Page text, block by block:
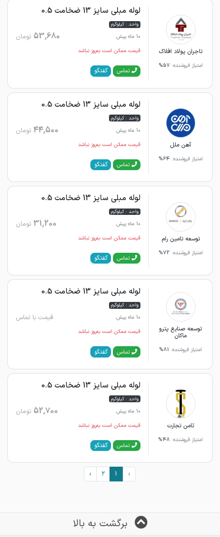
تاجران پولاد افلاک
امتیاز فروشنده: 57%
لوله مبلی سایز 13 ضخامت 0.5
واحد : کیلوگرم
10 ماه پیش
53,680 تومان
قیمت ممکن است به‌روز نباشد
تماس گفتگو
آهن ملل
امتیاز فروشنده:64%
لوله مبلی سایز 13 ضخامت 0.5
واحد : کیلوگرم
10 ماه پیش
44,500 تومان
قیمت ممکن است به‌روز نباشد
تماس گفتگو
توسعه تامین رام
امتیاز فروشنده: 72%
لوله مبلی سایز 13 ضخامت 0.5
واحد : کیلوگرم
10 ماه پیش
31,200 تومان
قیمت ممکن است به‌روز نباشد
تماس گفتگو
توسعه صنایع پترو
ماکان
امتیاز فروشنده: 81%
لوله مبلی سایز 13 ضخامت 0.5
واحد : کیلوگرم
10 ماه پیش
قیمت با تماس
قیمت ممکن است به‌روز نباشد
تماس گفتگو
ثامن تجارت
امتیاز فروشنده: 48%
لوله مبلی سایز 13 ضخامت 0.5
واحد : کیلوگرم
10 ماه پیش
52,700 تومان
قیمت ممکن است به‌روز نباشد
تماس گفتگو
‹
1
2
›
برگشت به بالا